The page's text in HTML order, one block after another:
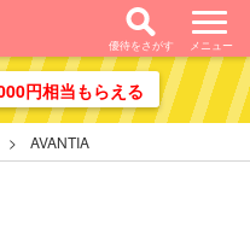
優待をさがす メニュー
円相当もらえる
AVANTIA